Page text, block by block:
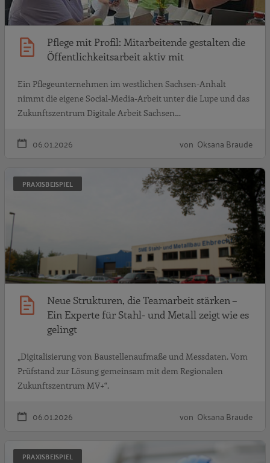
Pflege mit Profil: Mitarbeitende gestalten die
Öffentlichkeitsarbeit aktiv mit
Ein Pflegeunternehmen im westlichen Sachsen-Anhalt
nimmt die eigene Social-Media-Arbeit unter die Lupe und das
Zukunftszentrum Digitale Arbeit Sachsen…
06.01.2026 von Oksana Braude
PRAXISBEISPIEL
Neue Strukturen, die Teamarbeit stärken –
Ein Experte für Stahl- und Metall zeigt wie es
gelingt
„Digitalisierung von Baustellenaufmaße und Messdaten. Vom
Prüfstand zur Lösung gemeinsam mit dem Regionalen
Zukunftszentrum MV+“.
06.01.2026 von Oksana Braude
PRAXISBEISPIEL